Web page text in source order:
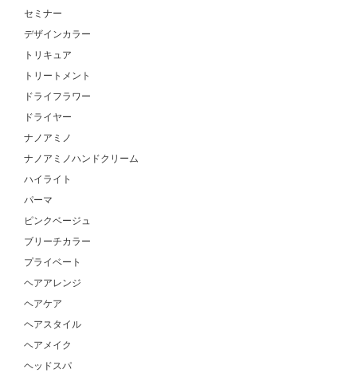
セミナー
デザインカラー
トリキュア
トリートメント
ドライフラワー
ドライヤー
ナノアミノ
ナノアミノハンドクリーム
ハイライト
パーマ
ピンクベージュ
ブリーチカラー
プライベート
ヘアアレンジ
ヘアケア
ヘアスタイル
ヘアメイク
ヘッドスパ